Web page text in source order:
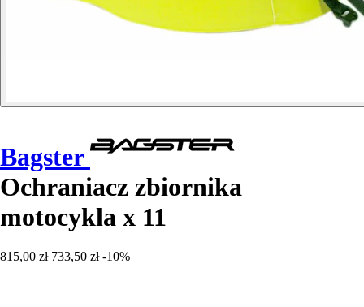
Bagster
Ochraniacz zbiornika
motocykla x 11
815,00 zł 733,50 zł -10%